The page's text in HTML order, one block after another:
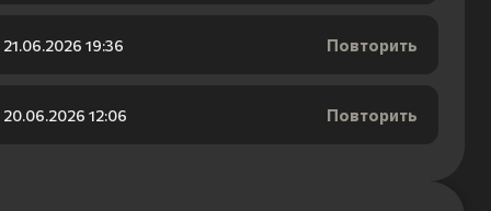
21.06.2026 19:36 Повторить
20.06.2026 12:06 Повторить